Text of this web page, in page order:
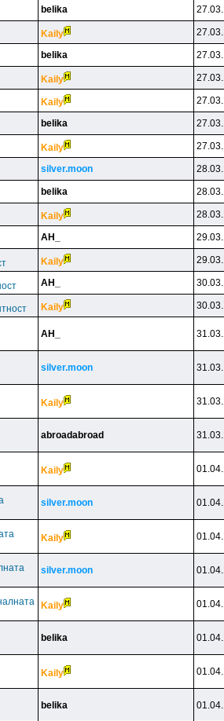
belika
Kaily
belika
Kaily
Kaily
belika
Kaily
silver.moon
belika
Kaily
AH_
Kaily
AH_
Kaily
AH_
silver.moon
Kaily
abroadabroad
Kaily
silver.moon
Kaily
silver.moon
Kaily
belika
Kaily
belika